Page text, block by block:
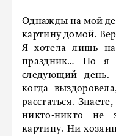
Однажды на мой
картину домой.
Я хотела лишь
праздник… Но я
следующий день.
когда
расстаться.
никто-никто не
картину. Ни